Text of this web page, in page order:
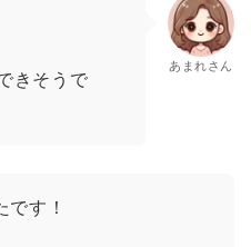
きそうで
あまれさん
です！